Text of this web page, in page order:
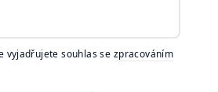
vyjadřujete souhlas se zpracováním